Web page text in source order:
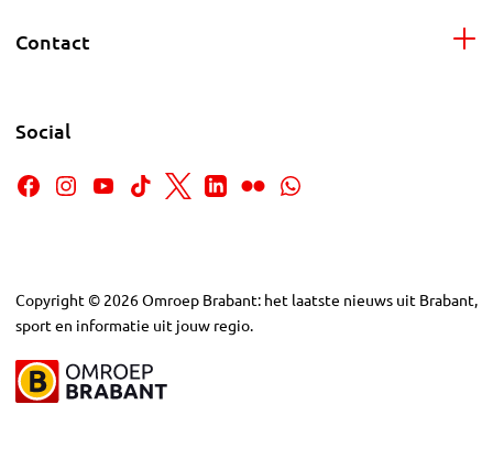
Contact
Social
Copyright © 2026Omroep Brabant: het laatste nieuws uit Brabant,
sport en informatie uit jouw regio.